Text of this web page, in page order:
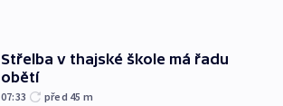
Střelba v thajské škole má řadu
obětí
07:33 před 45 m